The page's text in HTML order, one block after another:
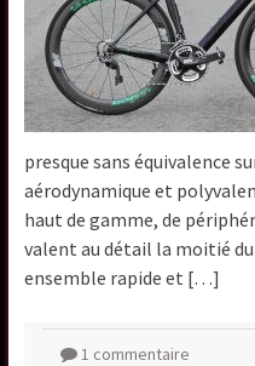
presque sans équivalence
aérodynamique et
haut de gamme, de
valent au détail la moitié
ensemble rapide et […]
1 commentaire